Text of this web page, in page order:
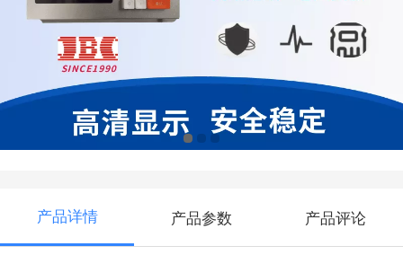
人脸识别消费机
产品详情 产品参数 产品评论